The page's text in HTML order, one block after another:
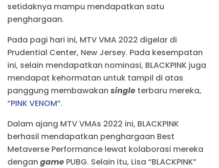
setidaknya mampu mendapatkan satu
penghargaan.
Pada pagi hari ini, MTV VMA 2022 digelar di
Prudential Center, New Jersey. Pada kesempatan
ini, selain mendapatkan nominasi, BLACKPINK juga
mendapat kehormatan untuk tampil di atas
panggung membawakan single terbaru mereka,
“PINK VENOM”.
Dalam ajang MTV VMAs 2022 ini, BLACKPINK
berhasil mendapatkan penghargaan Best
Metaverse Performance lewat kolaborasi mereka
dengan game PUBG. Selain itu, Lisa “BLACKPINK”